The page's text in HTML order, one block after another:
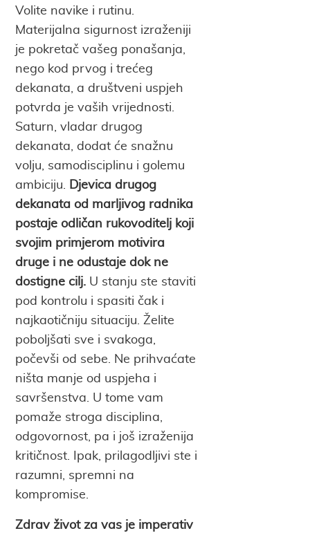
Volite navike i rutinu.
Materijalna sigurnost izraženiji
je pokretač vašeg ponašanja,
nego kod prvog i trećeg
dekanata, a društveni uspjeh
potvrda je vaših vrijednosti.
Saturn, vladar drugog
dekanata, dodat će snažnu
volju, samodisciplinu i golemu
ambiciju. Djevica drugog
dekanata od marljivog radnika
postaje odličan rukovoditelj koji
svojim primjerom motivira
druge i ne odustaje dok ne
dostigne cilj. U stanju ste staviti
pod kontrolu i spasiti čak i
najkaotičniju situaciju. Želite
poboljšati sve i svakoga,
počevši od sebe. Ne prihvaćate
ništa manje od uspjeha i
savršenstva. U tome vam
pomaže stroga disciplina,
odgovornost, pa i još izraženija
kritičnost. Ipak, prilagodljivi ste i
razumni, spremni na
kompromise.
Zdrav život za vas je imperativ